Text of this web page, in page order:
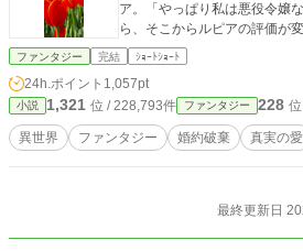
ア。「やっぱり私は悪役令
ら、そこからルピアの評価が
ファンタジー 完結 ｼｮｰﾄｼｮｰﾄ
24h.ポイント 1,057pt
小説 1,321 位 / 228,793件 ファンタジー 228
異世界 ファンタジー 婚約破棄 真実の愛
最終更新日